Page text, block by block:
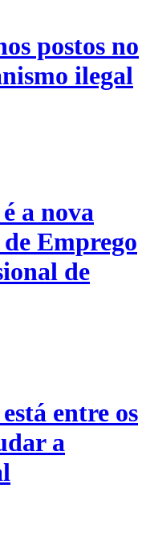
postos no
ilegal
a nova
Emprego
de
entre os
a